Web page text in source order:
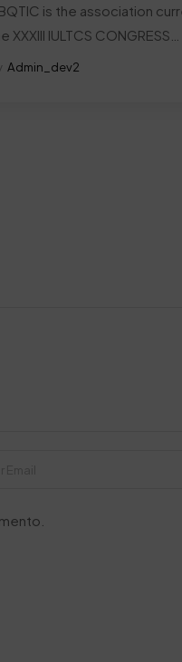
is the association
XXXIII IULTCS CONGRESS…
Admin_dev2